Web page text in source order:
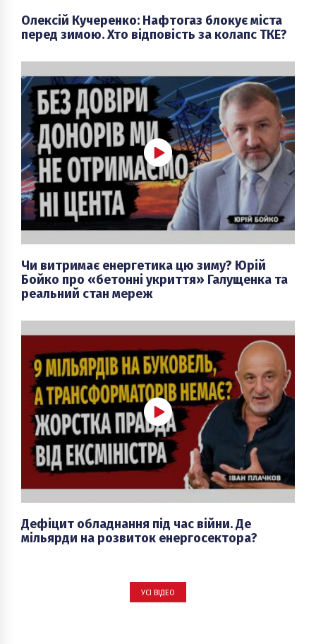
Олексій Кучеренко: Нафтогаз блокує міста
перед зимою. Хто відповість за колапс ТКЕ?
Чи витримає енергетика цю зиму? Юрій
Бойко про «бетонні укриття» Галущенка та
реальний стан мереж
Дефіцит обладнання під час війни. Де
мільярди на розвиток енергосектора?
УСІ ВІДЕО